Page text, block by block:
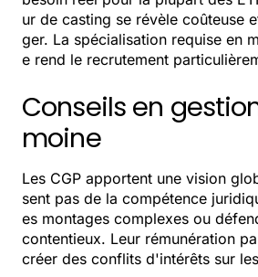
ur de casting se révèle coûteuse
ger. La spécialisation requise en
e rend le recrutement
Conseils en
moine
Les CGP apportent une vision
sent pas de la compétence
es montages complexes ou
contentieux. Leur rémunération
créer des conflits d'intérêts sur